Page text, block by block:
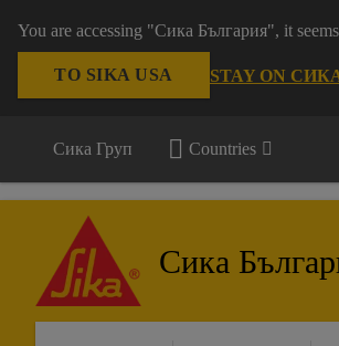
You are accessing "Сика България", it
TO SIKA USA STAY ON
Сика Груп Countries
Сика